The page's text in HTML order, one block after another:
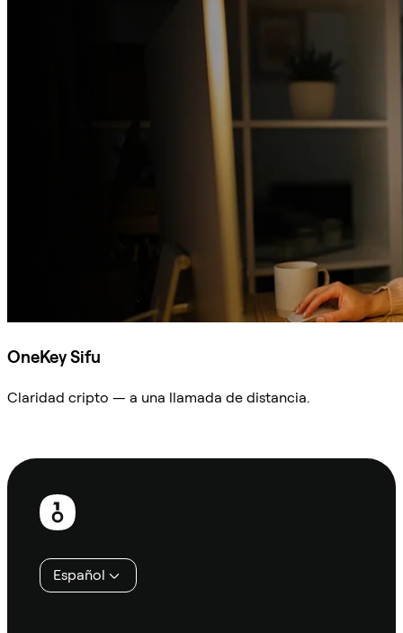
OneKey Sifu
Claridad cripto — a una llamada de distancia.
Pie
página
Español